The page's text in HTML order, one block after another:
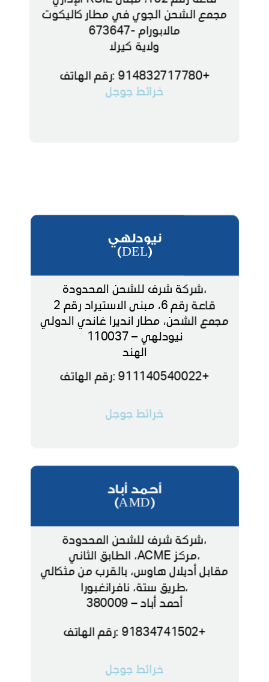
مجمع الشحن الجوي في مطار كاليكوت
مالابورام -673647
ولاية كيرلا
+914832717780 :رقم الهاتف
خرائط جوجل
نيودلهي
(DEL)
،شركة شرف للشحن المحدودة
قاعة رقم 6، مبنى الاستيراد رقم 2
مجمع الشحن، مطار انديرا غاندي الدولي
نيودلهي – 110037
الهند
+911140540022 :رقم الهاتف
خرائط جوجل
أحمد أباد
(AMD)
،شركة شرف للشحن المحدودة
،مركز ACME، الطابق الثاني
مقابل أديلال هاوس، بالقرب من مثكالي
،طريق ستة، نافرانغبورا
أحمد أباد – 380009
+91834741502 :رقم الهاتف
خرائط جوجل